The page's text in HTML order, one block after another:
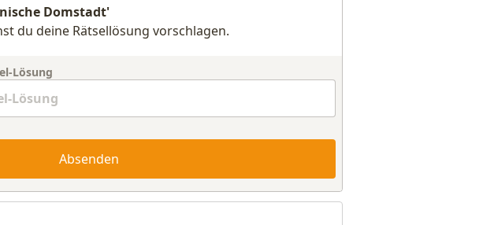
Domstadt'
du deine Rätsellösung vorschlagen.
Lösung
Absenden